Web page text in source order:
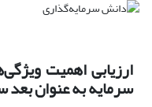
ارزیابی اهمیت
سرمایه به عنوان